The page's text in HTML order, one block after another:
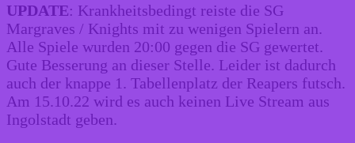
UPDATE: Krankheitsbedingt reiste die SG
Margraves / Knights mit zu wenigen Spielern an.
Alle Spiele wurden 20:00 gegen die SG gewertet.
Gute Besserung an dieser Stelle. Leider ist dadurch
auch der knappe 1. Tabellenplatz der Reapers futsch.
Am 15.10.22 wird es auch keinen Live Stream aus
Ingolstadt geben.